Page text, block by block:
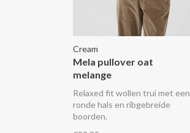
Cream
Mela pullover oat
melange
Relaxed fit wollen trui met een
ronde hals en ribgebreide
boorden.